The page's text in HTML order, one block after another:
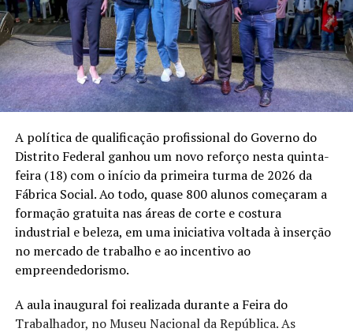
A política de qualificação profissional do Governo do
Distrito Federal ganhou um novo reforço nesta quinta-
feira (18) com o início da primeira turma de 2026 da
Fábrica Social. Ao todo, quase 800 alunos começaram a
formação gratuita nas áreas de corte e costura
industrial e beleza, em uma iniciativa voltada à inserção
no mercado de trabalho e ao incentivo ao
empreendedorismo.
A aula inaugural foi realizada durante a Feira do
Trabalhador, no Museu Nacional da República. As